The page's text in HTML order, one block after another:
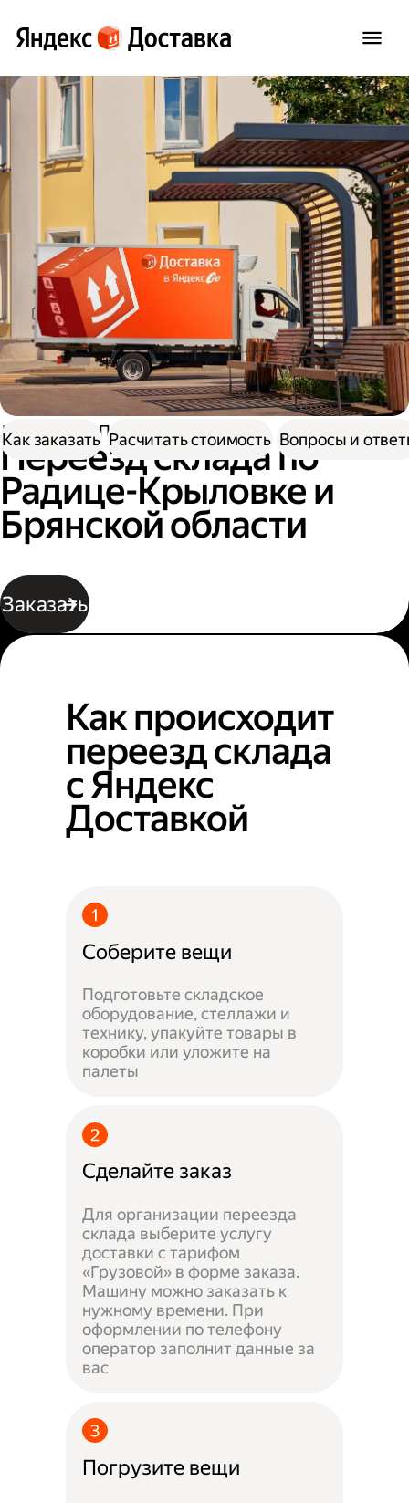
Доставка Переезд склада
Переезд склада по
Радице-Крыловке и
Брянской области
Заказать
Как заказать Расчитать стоимость Вопросы и
Как происходит
переезд склада
с Яндекс
Доставкой
Соберите вещи
Подготовьте складское
оборудование, стеллажи и
технику, упакуйте товары в
коробки или уложите на
палеты
Сделайте заказ
Для организации переезда
склада выберите услугу
доставки с тарифом
«Грузовой» в форме заказа.
Машину можно заказать к
нужному времени. При
оформлении по телефону
оператор заполнит данные за
вас
Погрузите вещи